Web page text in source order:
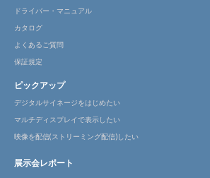
ドライバー・マニュアル
カタログ
よくあるご質問
保証規定
ピックアップ
デジタルサイネージをはじめたい
マルチディスプレイで表示したい
映像を配信(ストリーミング配信)したい
展示会レポート